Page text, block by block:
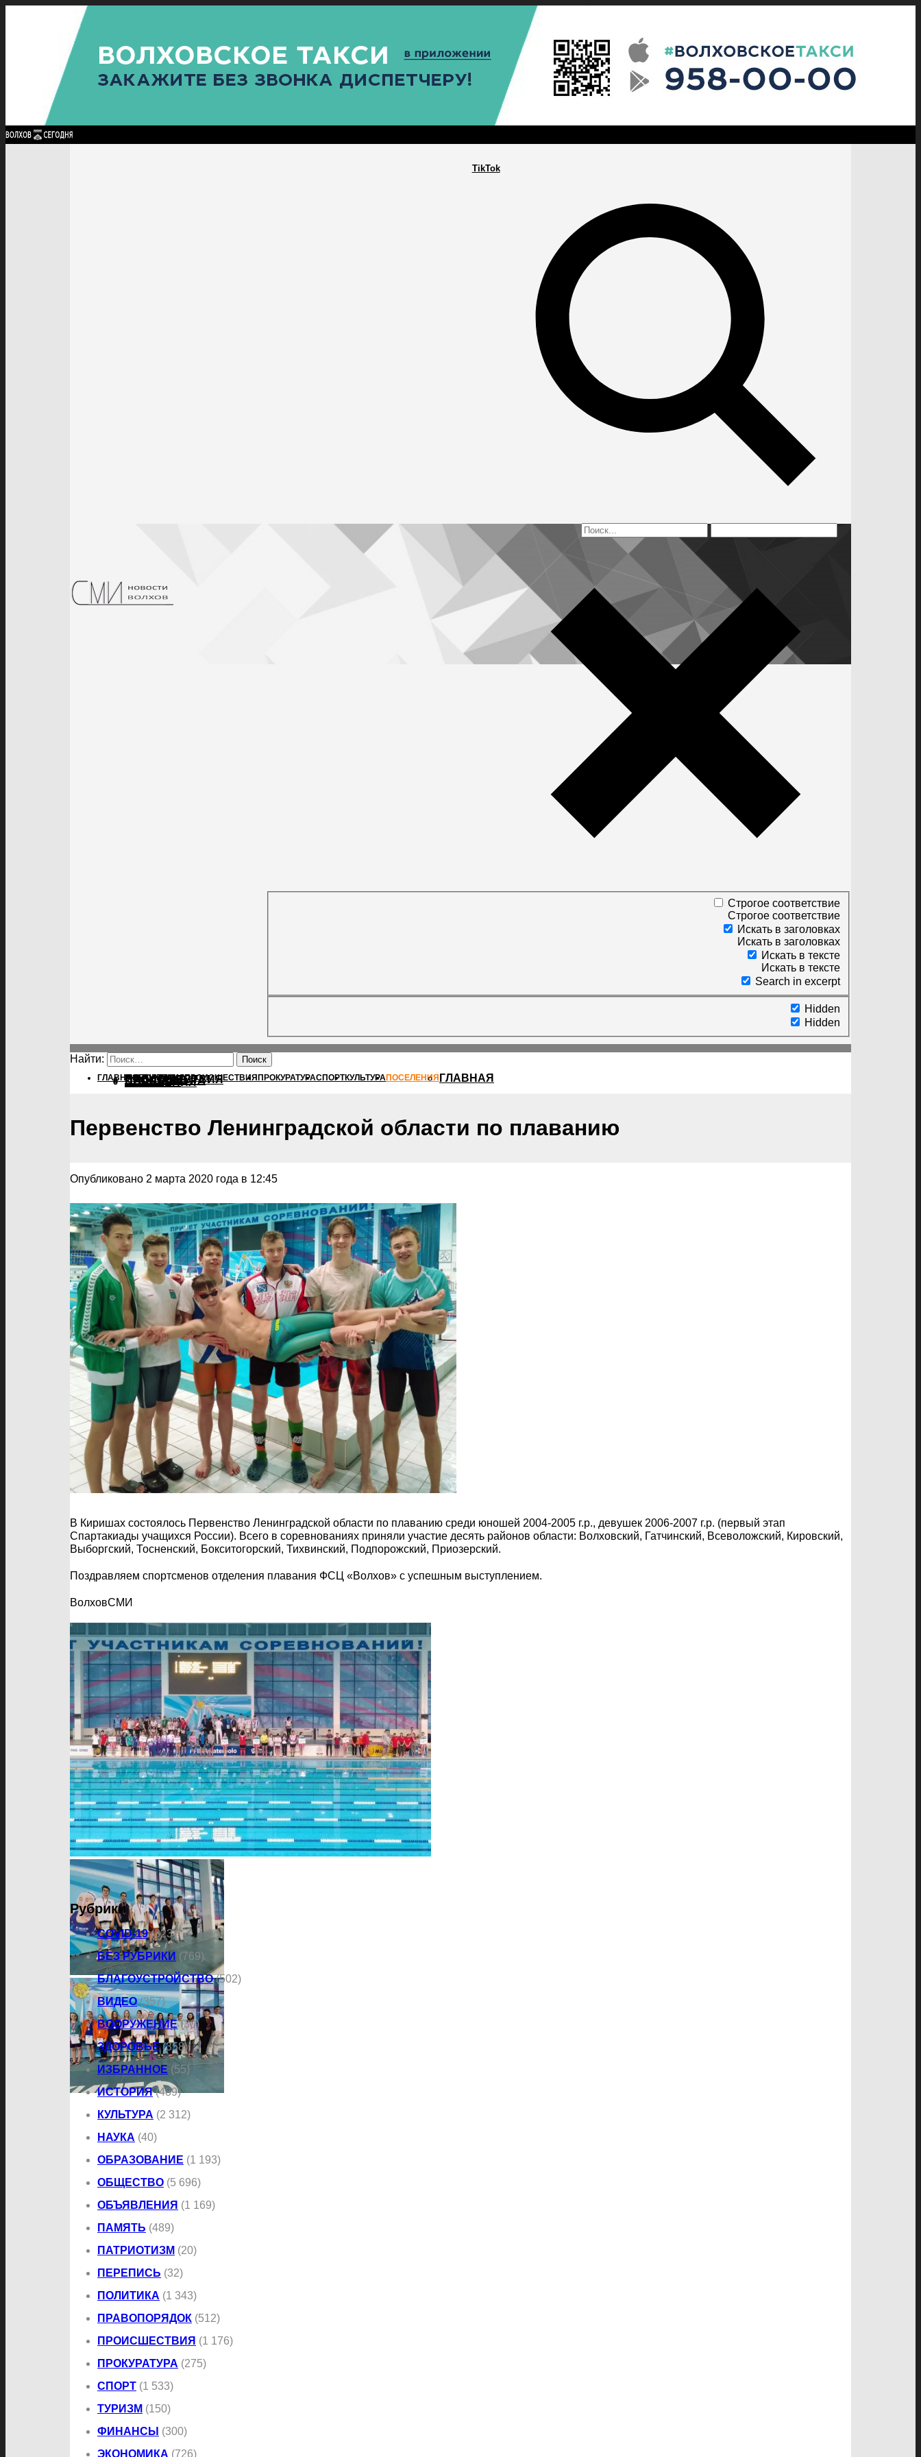
TikTok
Строгое соответствие
Строгое соответствие
Искать в заголовках
Искать в заголовках
Искать в тексте
Искать в тексте
Search in excerpt
Hidden
Hidden
Найти:
ГЛАВНАЯПОЛИТИКАПРОИСШЕСТВИЯ ПРОКУРАТУРАСПОРТКУЛЬТУРАПОСЕЛЕНИЯ ГЛАВНАЯ
ПОЛИТИКА
ПРОИСШЕСТВИЯ
ПРОКУРАТУРА
СПОРТ
КУЛЬТУРА
ПОСЕЛЕНИЯ
ГЛАВНАЯ ПОЛИТИКАПРОИСШЕСТВИЯПРОКУРАТУРА СПОРТ КУЛЬТУРАПОСЕЛЕНИЯ ГЛАВНАЯ
ПОЛИТИКА
КУЛЬТУРА
ПОСЕЛЕНИЯ
Первенство Ленинградской области по плаванию
Опубликовано 2 марта 2020 года в 12:45
В Киришах состоялось Первенство Ленинградской области по плаванию среди юношей 2004-2005 г.р., девушек 2006-2007 г.р. (первый этап
Спартакиады учащихся России). Всего в соревнованиях приняли участие десять районов области: Волховский, Гатчинский, Всеволожский, Кировский,
Выборгский, Тосненский, Бокситогорский, Тихвинский, Подпорожский, Приозерский.
Поздравляем спортсменов отделения плавания ФСЦ «Волхов» с успешным выступлением.
ВолховСМИ
Рубрики
COVID-19(323)
БЕЗ РУБРИКИ (769)
БЛАГОУСТРОЙСТВО(502)
ВИДЕО(357)
ВООРУЖЕНИЕ(30)
ЗДОРОВЬЕ(358)
ИЗБРАННОЕ(55)
ИСТОРИЯ(489)
КУЛЬТУРА (2 312)
НАУКА (40)
ОБРАЗОВАНИЕ (1 193)
ОБЩЕСТВО (5 696)
ОБЪЯВЛЕНИЯ (1 169)
ПАМЯТЬ (489)
ПАТРИОТИЗМ (20)
ПЕРЕПИСЬ (32)
ПОЛИТИКА (1 343)
ПРАВОПОРЯДОК (512)
ПРОИСШЕСТВИЯ (1 176)
ПРОКУРАТУРА (275)
СПОРТ (1 533)
ТУРИЗМ (150)
ФИНАНСЫ (300)
ЭКОНОМИКА (726)